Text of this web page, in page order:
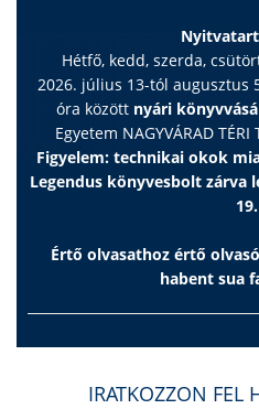
Hétfő, kedd, szerda,
2026. július 13-tól augusztus
óra között nyári
Egyetem NAGYVÁRAD TÉRI
Figyelem: technikai okok
Legendus könyvesbolt zárva
19.
Értő olvasathoz értő
habent sua
IRATKOZZON FEL